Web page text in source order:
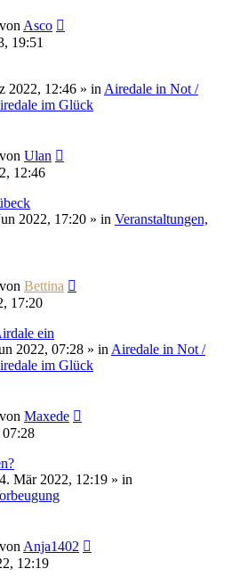
vonAsco
19:51
2022, 12:46 » inAiredale in Not /
im Glück
von Ulan
12:46
2022, 17:20 » in Veranstaltungen,
von Bettina
17:20
ein
2022, 07:28 » inAiredale in Not /
im Glück
von Maxede
Mär 2022, 12:19 » in
vonAnja1402
12:19